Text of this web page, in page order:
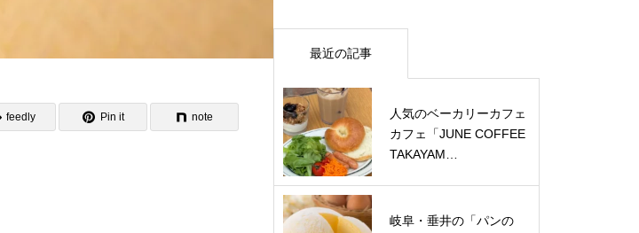
feedly Pin it note
最近の記事
人気のベーカリーカフェ
カフェ「JUNE COFFEE
TAKAYAM…
岐阜・垂井の「パンの